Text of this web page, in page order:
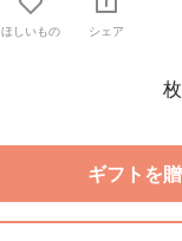
ほしいもの シェア
ギフトを